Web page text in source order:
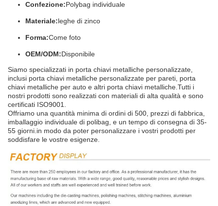
Confezione:Polybag individuale
Materiale:leghe di zinco
Forma:Come foto
OEM/ODM:Disponibile
Siamo specializzati in porta chiavi metalliche personalizzate,
inclusi porta chiavi metalliche personalizzate per pareti, porta
chiavi metalliche per auto e altri porta chiavi metalliche.Tutti i
nostri prodotti sono realizzati con materiali di alta qualità e sono
certificati ISO9001.
Offriamo una quantità minima di ordini di 500, prezzi di fabbrica,
imballaggio individuale di polibag, e un tempo di consegna di 35-
55 giorni.in modo da poter personalizzare i vostri prodotti per
soddisfare le vostre esigenze.